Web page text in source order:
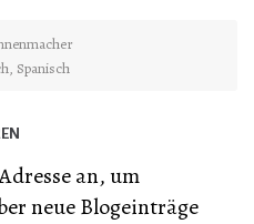
, Spanisch
an, um
neue Blogeinträge